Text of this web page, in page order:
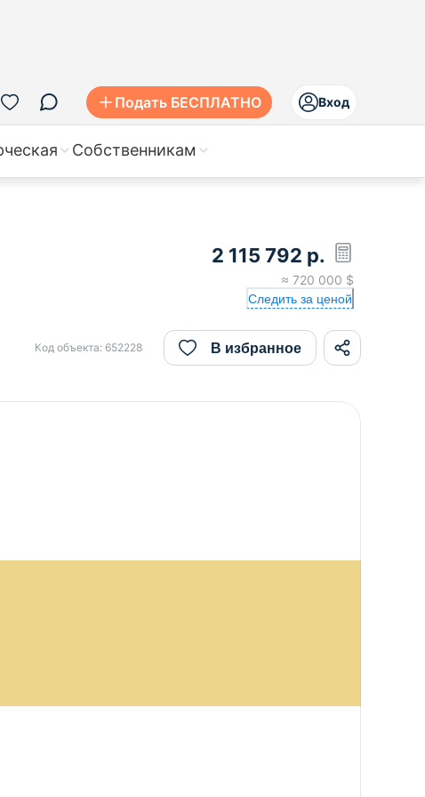
Подать БЕСПЛАТНО Вход
Собственникам
2 115 792 р.
≈ 720 000 $
Следить за ценой
Код объекта: 652228 В избранное